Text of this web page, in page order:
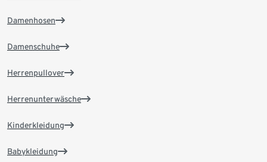
Damenhosen
Damenschuhe
Herrenpullover
Herrenunterwäsche
Kinderkleidung
Babykleidung